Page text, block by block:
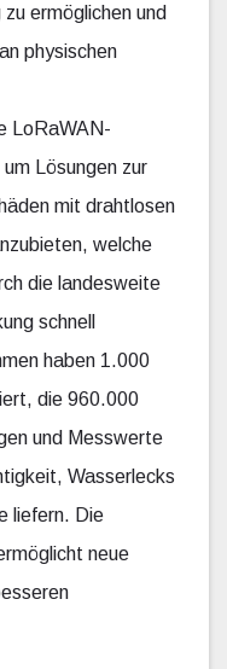
ermöglichen und
physischen
LoRaWAN-
um Lösungen zur
mit drahtlosen
welche
die landesweite
schnell
haben 1.000
die 960.000
und Messwerte
Wasserlecks
liefern. Die
neue